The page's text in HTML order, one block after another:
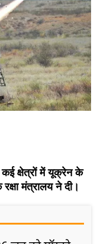
क्षेत्रों में यूक्रेन के
मंत्रालय ने दी।